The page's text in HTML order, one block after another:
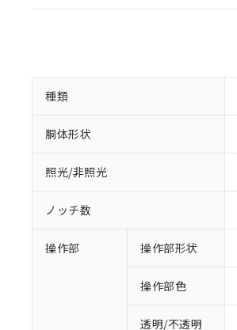
種類
胴体形状
照光/非照光
ノッチ数
操作部 操作部形状
操作部色
透明/不透明